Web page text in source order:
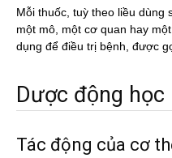
Mỗi thuốc, tuỳ theo liều dùng
một mô, một cơ quan hay
dụng để điều trị bệnh, được
Dược động học
Tác động của cơ